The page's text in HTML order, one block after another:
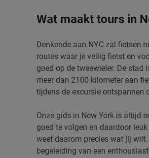
Wat maakt tours in
Denkende aan NYC zal fietsen
routes waar je veilig fietst en
goed op de tweewieler. De
meer dan 2100 kilometer aan
tijdens de excursie ontspannen
Onze gids in New York is altijd
goed te volgen en daardoor
weet daarom precies wat jij
begeleiding van een